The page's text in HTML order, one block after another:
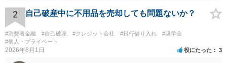
月々の返済額調整が認められ、月々の返済額は約6.3万円にまで減額ました。
■ 解決後、Aさんの言葉 >「気持ちがすごく軽くなりました。もっと早く相談
していればよかった…」 >「取り立てもなくなり、久しぶりに夜ぐっすり眠れ
ました」 借金に追われる日々から少しずつ解放され、Aさんは今、家計の見
直しにも前向きに取り組まれています。 ■ 借金は“相談すること”が解決への
2 自己破産中に不用品を売却しても問題ないか？
#消費者金融 #自己破産 #クレジット会社 #銀行借り入れ
#奨学金
#個人・プライベート
2026年8月1日 役にたった 3